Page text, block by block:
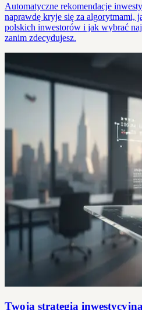
Automatyczne rekomendacje
naprawdę kryje się za algorytmami,
polskich inwestorów i jak wybrać
zanim zdecydujesz.
Twoja strategia